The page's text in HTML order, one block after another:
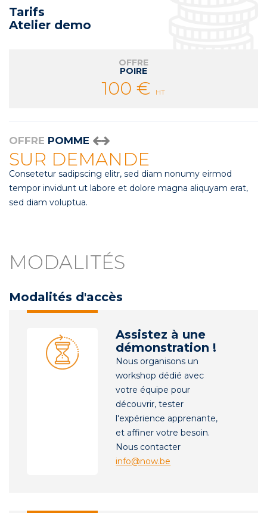
Tarifs
Atelier demo
OFFRE
POIRE
100 € HT
OFFRE POMME
SUR DEMANDE
Consetetur sadipscing elitr, sed diam nonumy eirmod
tempor invidunt ut labore et dolore magna aliquyam erat,
sed diam voluptua.
MODALITÉS
Modalités d'accès
Assistez à une
démonstration !
Nous organisons un
workshop dédié avec
votre équipe pour
découvrir, tester
l'expérience apprenante,
et affiner votre besoin.
Nous contacter
info@now.be